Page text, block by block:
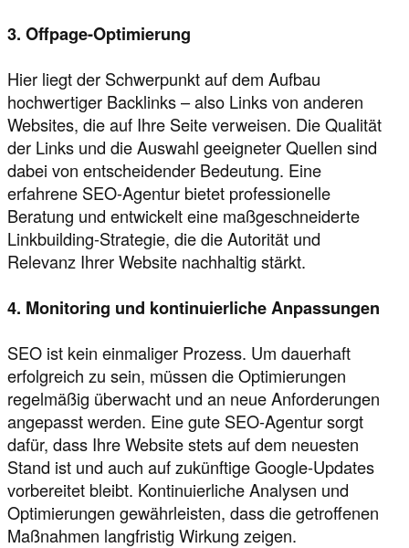
3. Offpage-Optimierung
Hier liegt der Schwerpunkt auf dem Aufbau
hochwertiger Backlinks – also Links von anderen
Websites, die auf Ihre Seite verweisen. Die Qualität
der Links und die Auswahl geeigneter Quellen sind
dabei von entscheidender Bedeutung. Eine
erfahrene SEO-Agentur bietet professionelle
Beratung und entwickelt eine maßgeschneiderte
Linkbuilding-Strategie, die die Autorität und
Relevanz Ihrer Website nachhaltig stärkt.
4. Monitoring und kontinuierliche Anpassungen
SEO ist kein einmaliger Prozess. Um dauerhaft
erfolgreich zu sein, müssen die Optimierungen
regelmäßig überwacht und an neue Anforderungen
angepasst werden. Eine gute SEO-Agentur sorgt
dafür, dass Ihre Website stets auf dem neuesten
Stand ist und auch auf zukünftige Google-Updates
vorbereitet bleibt. Kontinuierliche Analysen und
Optimierungen gewährleisten, dass die getroffenen
Maßnahmen langfristig Wirkung zeigen.